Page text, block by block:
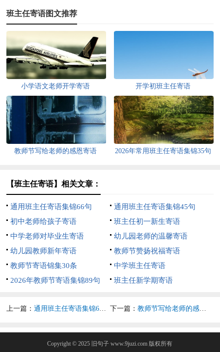
班主任寄语图文推荐
小学语文老师开学寄语 开学初班主任寄语
教师节写给老师的感恩寄语 2026年常用班主任寄语集锦35句
【班主任寄语】相关文章：
通用班主任寄语集锦66句
通用班主任寄语集锦45句
初中老师给孩子寄语
班主任初一新生寄语
中学老师对毕业生寄语
幼儿园老师的温馨寄语
幼儿园教师新年寄语
教师节赞扬祝福寄语
教师节寄语锦集30条
中学班主任寄语
2026年教师节寄语集锦89句
班主任新学期寄语
上一篇：通用班主任寄语集锦66句 下一篇： 教师节写给老师的感恩寄语
Copyright © 2025 旧句子 www.9juzi.com 版权所有